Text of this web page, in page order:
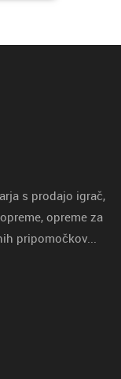
s prodajo igrač,
opreme za
pripomočkov...